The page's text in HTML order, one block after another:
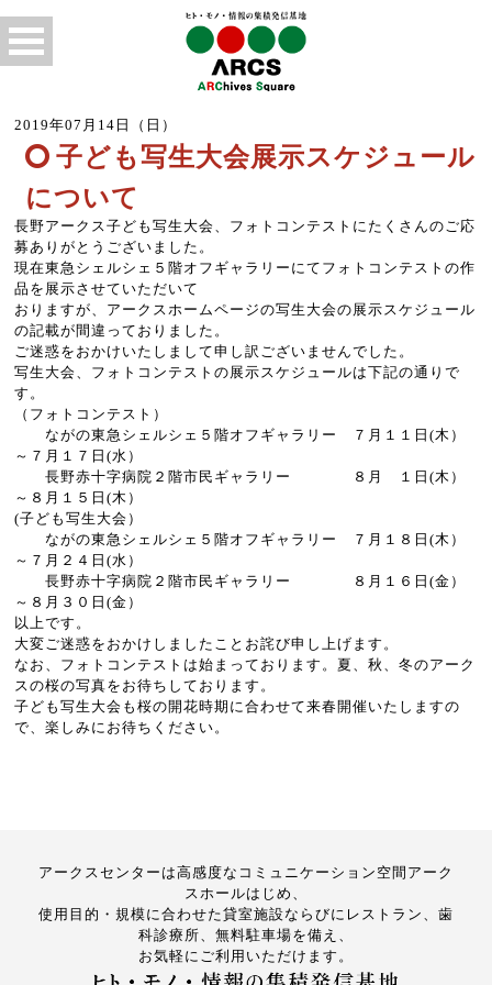
2019年07月14日（日）
子ども写生大会展示スケジュール
について
長野アークス子ども写生大会、フォトコンテストにたくさんのご応
募ありがとうございました。
現在東急シェルシェ５階オフギャラリーにてフォトコンテストの作
品を展示させていただいて
おりますが、アークスホームページの写生大会の展示スケジュール
の記載が間違っておりました。
ご迷惑をおかけいたしまして申し訳ございませんでした。
写生大会、フォトコンテストの展示スケジュールは下記の通りで
す。
（フォトコンテスト）
ながの東急シェルシェ５階オフギャラリー ７月１１日(木）
～７月１７日(水）
長野赤十字病院２階市民ギャラリー ８月 １日(木）
～８月１５日(木）
(子ども写生大会）
ながの東急シェルシェ５階オフギャラリー ７月１８日(木）
～７月２４日(水）
長野赤十字病院２階市民ギャラリー ８月１６日(金）
～８月３０日(金）
以上です。
大変ご迷惑をおかけしましたことお詫び申し上げます。
なお、フォトコンテストは始まっております。夏、秋、冬のアーク
スの桜の写真をお待ちしております。
子ども写生大会も桜の開花時期に合わせて来春開催いたしますの
で、楽しみにお待ちください。
アークスセンターは高感度なコミュニケーション空間アーク
スホールはじめ、
使用目的・規模に合わせた貸室施設ならびにレストラン、歯
科診療所、無料駐車場を備え、
お気軽にご利用いただけます。